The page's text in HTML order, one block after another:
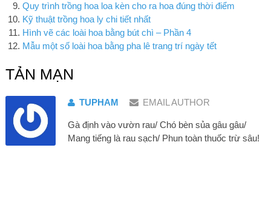
Quy trình trồng hoa loa kèn cho ra hoa đúng thời điểm
Kỹ thuật trồng hoa ly chi tiết nhất
Hình vẽ các loài hoa bằng bút chì – Phần 4
Mẫu một số loài hoa bằng pha lê trang trí ngày tết
TẢN MẠN
TUPHAM EMAIL AUTHOR
Gà định vào vườn rau/ Chó bèn sủa gâu gâu/
Mang tiếng là rau sạch/ Phun toàn thuốc trừ sâu!